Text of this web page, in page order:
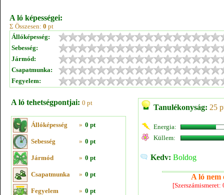
A ló képességei:
Σ Összesen: 0 pt
Állóképesség:
Sebesség:
Jármód:
Csapatmunka:
Fegyelem:
A ló tehetségpontjai: 0 pt
Állóképesség » 0 pt
Sebesség » 0 pt
Jármód » 0 pt
Csapatmunka » 0 pt
Fegyelem » 0 pt
Tanulékonyság: 25
Energia:
Küllem:
Kedv: Boldog
A ló nem